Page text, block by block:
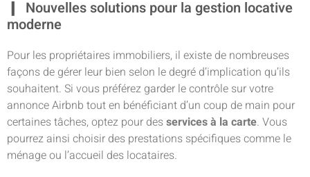
Nouvelles solutions pour la gestion locative
moderne
Pour les propriétaires immobiliers, il existe de nombreuses
façons de gérer leur bien selon le degré d’implication qu’ils
souhaitent. Si vous préférez garder le contrôle sur votre
annonce Airbnb tout en bénéficiant d’un coup de main pour
certaines tâches, optez pour desservices à la carte. Vous
pourrez ainsi choisir des prestations spécifiques comme le
ménage ou l’accueil des locataires.